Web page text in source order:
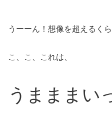
うーーん！想像を超えるく
こ、こ、これは、
うまままい